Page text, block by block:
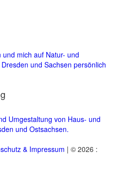
mich auf Natur- und
und Sachsen persönlich
Umgestaltung von Haus- und
und Ostsachsen.
& Impressum | © 2026 :